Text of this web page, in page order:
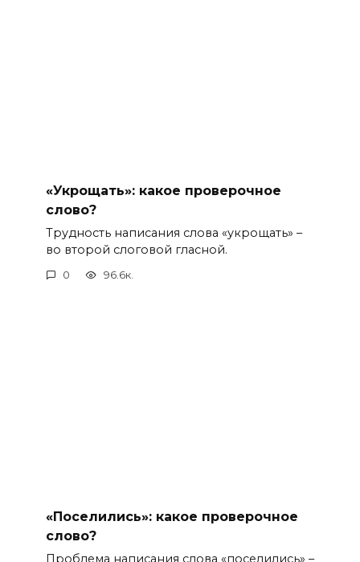
«Укрощать»: какое проверочное
слово?
Трудность написания слова «укрощать» –
во второй слоговой гласной.
0 96.6к.
«Поселились»: какое проверочное
слово?
Проблема написания слова «поселились» –